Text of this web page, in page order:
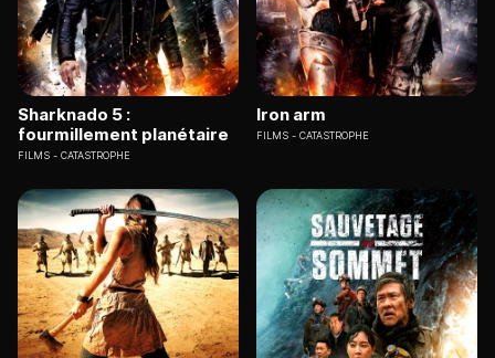
Sharknado 5 :
fourmillement planétaire
FILMS CATASTROPHE
Iron arm
FILMS CATASTROPHE